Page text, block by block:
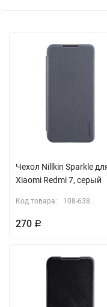
Чехол Nillkin Sparkle
Xiaomi Redmi 7, серый
Код товара: 108-638
270 Р